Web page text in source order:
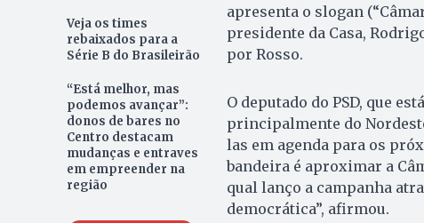
Veja os times
rebaixados para a
Série B do Brasileirão
“Está melhor, mas
podemos avançar”:
donos de bares no
Centro destacam
mudanças e entraves
em empreender na
região
apresenta o slogan
presidente da Casa,
por Rosso.
O deputado do PSD, que
principalmente do
las em agenda para os
bandeira é aproximar a
qual lanço a campanha
democrática”, afirmou.